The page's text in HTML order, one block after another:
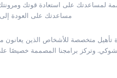
لمساعدتك على استعادة قوتك
مساعدتك على العودة
تأهيل متخصصة للأشخاص الذين
وتركز برامجنا المصممة خصيصًا